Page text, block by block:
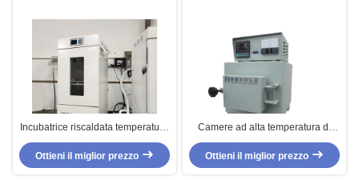
Incubatrice riscaldata temperatura
di Constant Environmental Test
Chambers /High-Precision
Ottieni il miglior prezzo
Camere ad alta temperatura di
prova ambientale della fornace
con acciaio inossidabile Shell
Ottieni il miglior prezzo